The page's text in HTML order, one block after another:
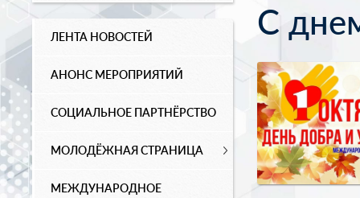
ЛЕНТА НОВОСТЕЙ
АНОНС МЕРОПРИЯТИЙ
СОЦИАЛЬНОЕ ПАРТНЁРСТВО
МОЛОДЁЖНАЯ СТРАНИЦА
МЕЖДУНАРОДНОЕ
С